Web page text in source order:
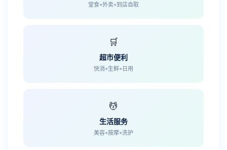
堂食+外卖+到店自取
🛒
超市便利
快消+生鲜+日用
💆
生活服务
美容+按摩+洗护